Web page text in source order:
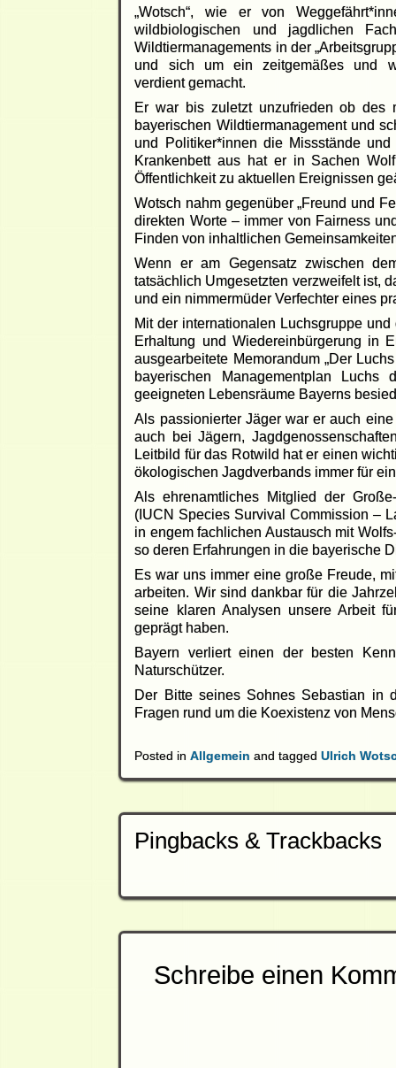
„Wotsch“, wie er von
wildbiologischen und jagdlichen
Wildtiermanagements in der
und sich um ein zeitgemäßes und
verdient gemacht.
Er war bis zuletzt unzufrieden ob des
bayerischen Wildtiermanagement und
und Politiker*innen die Missstände
Krankenbett aus hat er in Sachen
Öffentlichkeit zu aktuellen Ereignissen
Wotsch nahm gegenüber „Freund und
direkten Worte – immer von Fairness
Finden von inhaltlichen
Wenn er am Gegensatz zwischen
tatsächlich Umgesetzten verzweifelt ist,
und ein nimmermüder Verfechter eines
Mit der internationalen Luchsgruppe
Erhaltung und Wiedereinbürgerung in
ausgearbeitete Memorandum „Der
bayerischen Managementplan
geeigneten Lebensräume Bayerns
Als passionierter Jäger war er auch
auch bei Jägern,
Leitbild für das Rotwild hat er einen
ökologischen Jagdverbands immer für
Als ehrenamtliches Mitglied der
(IUCN Species Survival Commission –
in engem fachlichen Austausch mit
so deren Erfahrungen in die bayerische
Es war uns immer eine große Freude,
arbeiten. Wir sind dankbar für die
seine klaren Analysen unsere Arbeit
geprägt haben.
Bayern verliert einen der besten
Naturschützer.
Der Bitte seines Sohnes Sebastian in
Fragen rund um die Koexistenz von
Posted inAllgemein and taggedUlrich
Pingbacks & Trackbacks
Schreibe einen